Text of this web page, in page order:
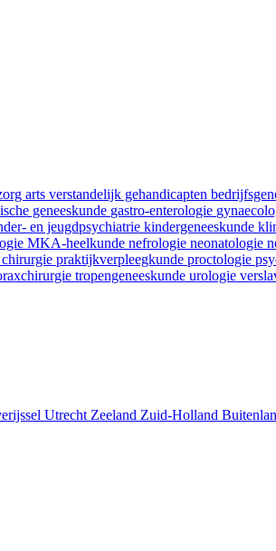
arts verstandelijk gehandicapten
geneeskunde gastro-enterologie
en jeugdpsychiatrie kindergeneeskunde
MKA-heelkunde nefrologie neonatologie
chirurgie praktijkverpleegkunde proctologie
tropengeneeskunde urologie
Utrecht Zeeland Zuid-Holland